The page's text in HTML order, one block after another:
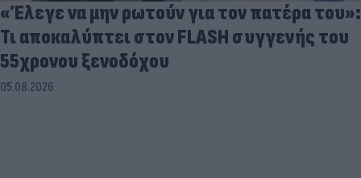
«Έλεγε να μην ρωτούν για τον πατέρα του»:
Τι αποκαλύπτει στον FLASH συγγενής του
55χρονου ξενοδόχου
05.08.2026